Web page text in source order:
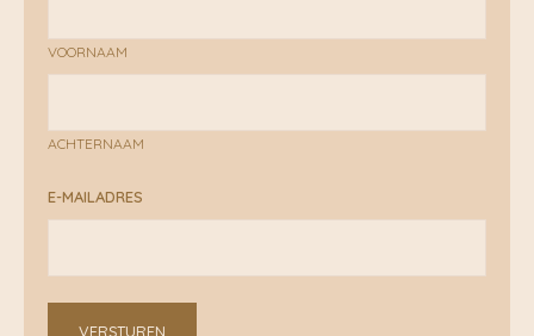
VOORNAAM
ACHTERNAAM
E-MAILADRES
VERSTUREN